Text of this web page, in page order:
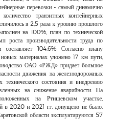
перевозки - самый динамично
транзитных контейнерных
в 2,5 раза к уровню прошлого
на 100%, план по технической
роста производительности труда по
составляет 104,6% Согласно плану
материалах уложено 17 км пути,
ОАО «РЖД» придает большое
движения на железнодорожных
состояния и внедрению
на снижение аварийности. На
на Ртищевском участке,
в 2020 и 2021 гг. допущено не было.
области эксплуатируются 57